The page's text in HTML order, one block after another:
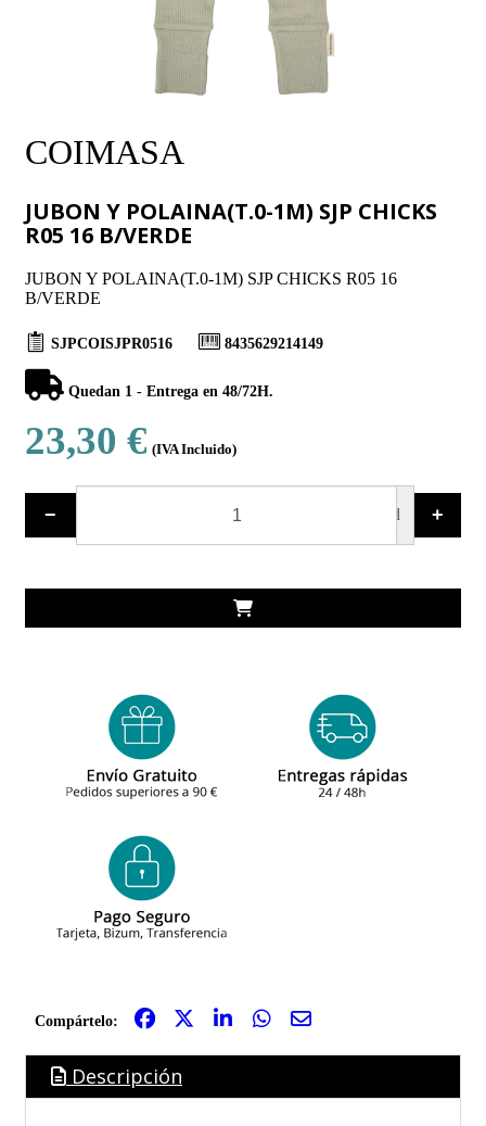
COIMASA
JUBON Y POLAINA(T.0-1M) SJP CHICKS
R05 16 B/VERDE
JUBON Y POLAINA(T.0-1M) SJP CHICKS R05 16
B/VERDE
SJPCOISJPR0516 8435629214149
Quedan 1 - Entrega en 48/72H.
23,30 € (IVA Incluido)
− ud +
Compártelo:
Descripción